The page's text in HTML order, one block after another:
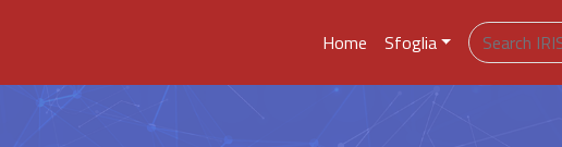
Home Sfoglia